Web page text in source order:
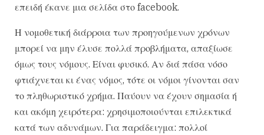
επειδή έκανε μια σελίδα στο facebook.
Η νομοθετική διάρροια των προηγούμενων χρόνων
μπορεί να μην έλυσε πολλά προβλήματα, απαξίωσε
όμως τους νόμους. Είναι φυσικό. Αν διά πάσα νόσο
φτιάχνεται κι ένας νόμος, τότε οι νόμοι γίνονται σαν
το πληθωριστικό χρήμα. Παύουν να έχουν σημασία ή
και ακόμη χειρότερα: χρησιμοποιούνται επιλεκτικά
κατά των αδυνάμων. Για παράδειγμα: πολλοί